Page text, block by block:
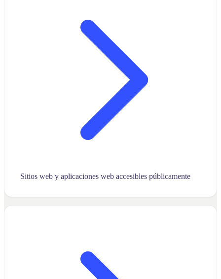
Sitios web y aplicaciones web accesibles públicamente